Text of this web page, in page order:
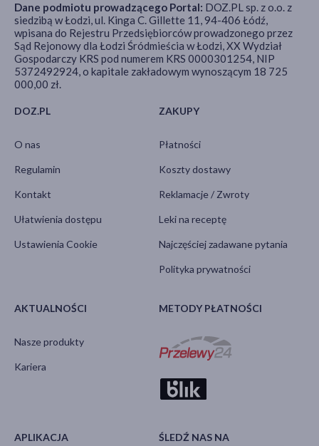
DOZ.PL
O nas
Regulamin
Kontakt
Ułatwienia dostępu
Ustawienia Cookie
ZAKUPY
Płatności
Koszty dostawy
Reklamacje / Zwroty
Leki na receptę
Najczęściej zadawane pytania
Polityka prywatności
AKTUALNOŚCI
Nasze produkty
Kariera
METODY PŁATNOŚCI
APLIKACJA ŚLEDŹ NAS NA
Dane podmiotu prowadzącego Portal: DOZ.PL sp. z o.o. z
siedzibą w Łodzi, ul. Kinga C. Gillette 11, 94-406 Łódź,
wpisana do Rejestru Przedsiębiorców prowadzonego przez
Sąd Rejonowy dla Łodzi Śródmieścia w Łodzi, XX Wydział
Gospodarczy KRS pod numerem KRS 0000301254, NIP
5372492924, o kapitale zakładowym wynoszącym 18 725
000,00 zł.